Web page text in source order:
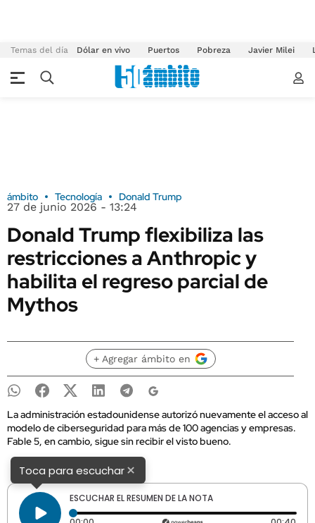
Temas del día Dólar en vivo Puertos Pobreza Javier Milei
ámbito Tecnología Donald Trump
27 de junio 2026 - 13:24
Donald Trump flexibiliza las
restricciones a Anthropic y
habilita el regreso parcial de
Mythos
+ Agregar ámbito en
La administración estadounidense autorizó nuevamente el acceso al
modelo de ciberseguridad para más de 100 agencias y empresas.
Fable 5, en cambio, sigue sin recibir el visto bueno.
Toca para escuchar×
ESCUCHAR EL RESUMEN DE LA NOTA